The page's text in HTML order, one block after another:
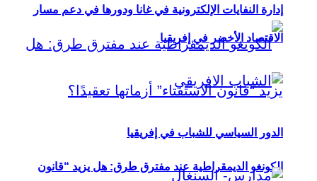
الكونغو الديمقراطية عند مفترق طرق: هل يزيد “قانون
إدارة النفايات الإلكترونية في غانا ودورها في دعم مسار
الاقتصاد الأخضر في إفريقيا
الدور السياسي للشباب في إفريقيا